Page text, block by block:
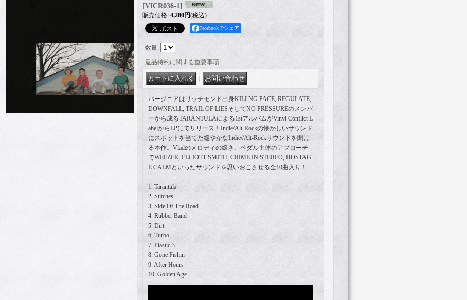
[VICR036-1]
販売価格: 4,280円(税込)
Facebookでシェア
数量:
返品特約に関する重要事項
バージニアはリッチモンド出身KILLNG PACE, REGULATE,
DOWNFALL, TRAIL OF LIESそしてNO PRESSUREのメンバ
ーから成るTARANTULAによる1stアルバムがVinyl Conflict L
abelからLPにてリリース！Indie/Alt-Rockの懐かしいサウンド
にスポットを当てた緩やかなIndie//Alt-Rockサウンドを聞け
る本作。Vladのメロディの緩さ、ペダル主体のアプローチ
でWEEZER, ELLIOTT SMITH, CRIME IN STEREO, HOSTAG
E CALMといったサウンドを思いおこさせる全10曲入り！
1. Tarantula
2. Stitches
3. Side Of The Road
4. Rubber Band
5. Dirt
6. Turbo
7. Plastic 3
8. Gone Fishin
9. After Hours
10. Golden Age